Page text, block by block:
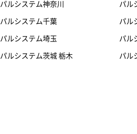
パルシステム神奈川
パルシステム千葉
パルシステム埼玉
パルシステム茨城 栃木
パル
パル
パル
パル